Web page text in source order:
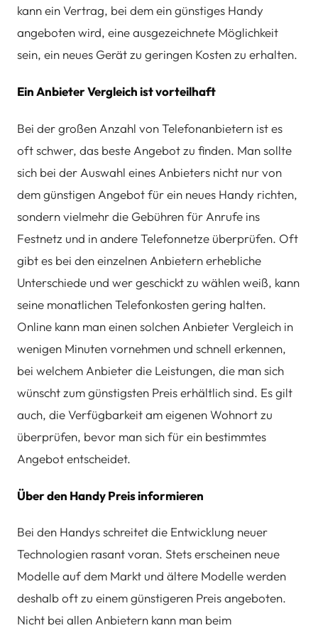
kann ein Vertrag, bei dem ein günstiges Handy
angeboten wird, eine ausgezeichnete Möglichkeit
sein, ein neues Gerät zu geringen Kosten zu erhalten.
Ein Anbieter Vergleich ist vorteilhaft
Bei der großen Anzahl von Telefonanbietern ist es
oft schwer, das beste Angebot zu finden. Man sollte
sich bei der Auswahl eines Anbieters nicht nur von
dem günstigen Angebot für ein neues Handy richten,
sondern vielmehr die Gebühren für Anrufe ins
Festnetz und in andere Telefonnetze überprüfen. Oft
gibt es bei den einzelnen Anbietern erhebliche
Unterschiede und wer geschickt zu wählen weiß, kann
seine monatlichen Telefonkosten gering halten.
Online kann man einen solchen Anbieter Vergleich in
wenigen Minuten vornehmen und schnell erkennen,
bei welchem Anbieter die Leistungen, die man sich
wünscht zum günstigsten Preis erhältlich sind. Es gilt
auch, die Verfügbarkeit am eigenen Wohnort zu
überprüfen, bevor man sich für ein bestimmtes
Angebot entscheidet.
Über den Handy Preis informieren
Bei den Handys schreitet die Entwicklung neuer
Technologien rasant voran. Stets erscheinen neue
Modelle auf dem Markt und ältere Modelle werden
deshalb oft zu einem günstigeren Preis angeboten.
Nicht bei allen Anbietern kann man beim